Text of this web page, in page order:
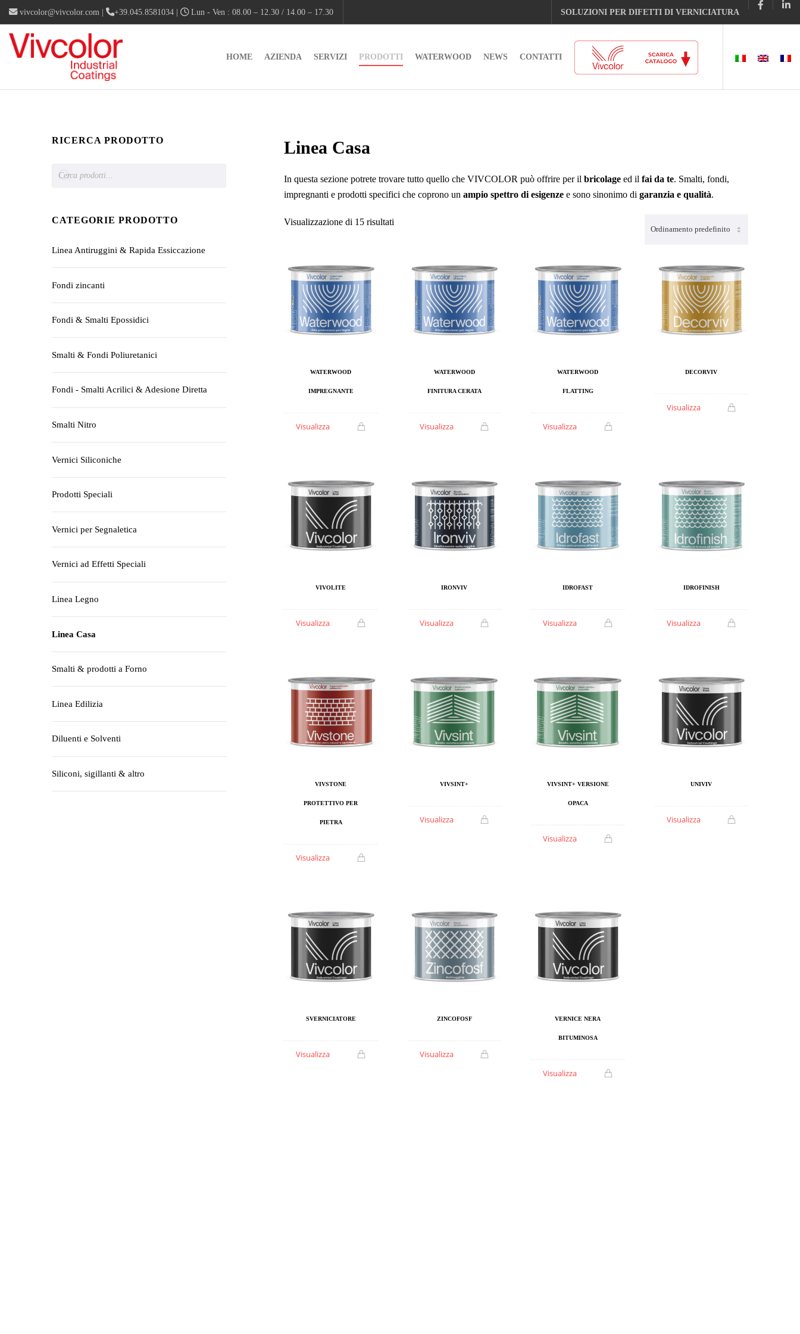
vivcolor@vivcolor.com | +39.045.8581034 | Lun - Ven : 08.00 – 12.30 / 14.00 – 17.30 SOLUZIONI PER DIFETTI DI VERNICIATURA
HOME AZIENDA SERVIZI PRODOTTI WATERWOOD NEWS CONTATTI
Linea Casa
In questa sezione potrete trovare tutto quello che VIVCOLOR può offrire per il bricolage ed il fai da te. Smalti, fondi,
impregnanti e prodotti specifici che coprono un ampio spettro di esigenze e sono sinonimo di garanzia e qualità.
Visualizzazione di 15 risultati
WATERWOOD
IMPREGNANTE
Visualizza
WATERWOOD
FINITURA CERATA
Visualizza
WATERWOOD
FLATTING
Visualizza
DECORVIV
Visualizza
VIVOLITE
Visualizza
IRONVIV
Visualizza
IDROFAST
Visualizza
IDROFINISH
Visualizza
VIVSTONE
PROTETTIVO PER
PIETRA
Visualizza
VIVSINT+
Visualizza
VIVSINT+ VERSIONE
OPACA
Visualizza
UNIVIV
Visualizza
SVERNICIATORE
Visualizza
ZINCOFOSF
Visualizza
VERNICE NERA
BITUMINOSA
Visualizza
RICERCA PRODOTTO
search
CATEGORIE PRODOTTO
Linea Antiruggini & Rapida Essiccazione
Fondi zincanti
Fondi & Smalti Epossidici
Smalti & Fondi Poliuretanici
Fondi - Smalti Acrilici & Adesione Diretta
Smalti Nitro
Vernici Siliconiche
Prodotti Speciali
Vernici per Segnaletica
Vernici ad Effetti Speciali
Linea Legno
Linea Casa
Smalti & prodotti a Forno
Linea Edilizia
Diluenti e Solventi
Siliconi, sigillanti & altro